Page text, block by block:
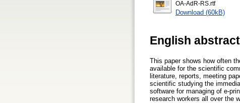
OA-AdR-RS.rtf
Download (60kB)
English abstract
This paper shows how often
available for the scientific
literature, reports, meeting
scientific studying the
software for managing of e-
research workers all over the